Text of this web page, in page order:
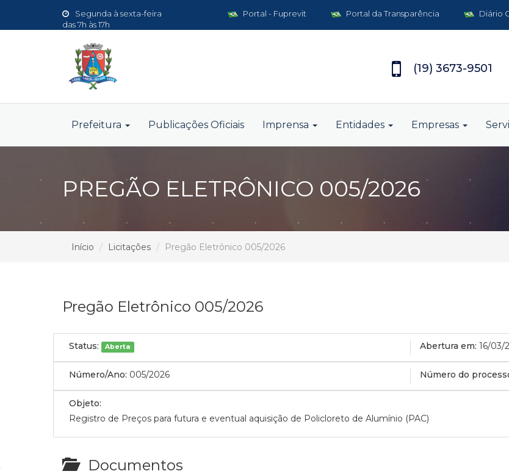
Segunda à sexta-feira
das 7h às 17h
Diário
Portal da Transparência
Portal - Fuprevit
(19) 3673-9501
Prefeitura Publicações Oficiais Imprensa Entidades Empresas
PREGÃO ELETRÔNICO 005/2026
Início Licitações Pregão Eletrônico 005/2026
Pregão Eletrônico 005/2026
Status: Aberta Abertura em: 16/03/
Número/Ano: 005/2026 Número do
Objeto:
Registro de Preços para futura e eventual aquisição de Policloreto de Alumínio (PAC)
Documentos